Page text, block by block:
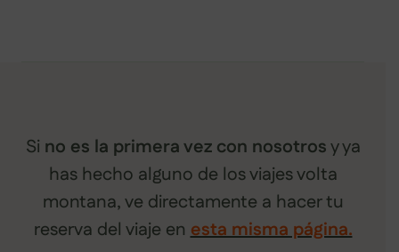
Si no es la primera vez con nosotrosy ya
has hecho alguno de los viajes volta
montana, ve directamente a hacer tu
reserva del viaje en esta misma página.